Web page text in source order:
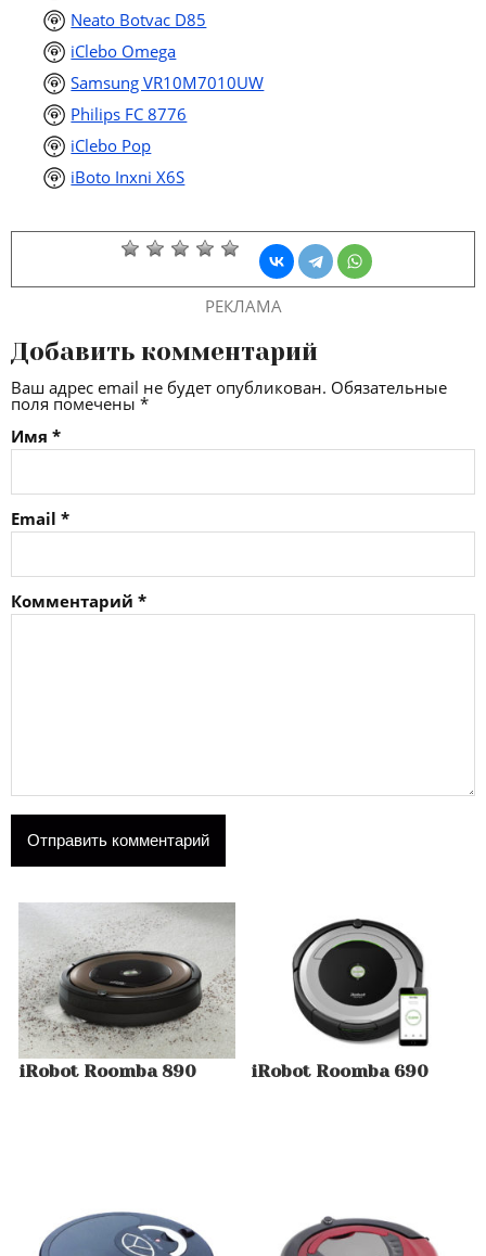
Neato Botvac D85
iClebo Omega
Samsung VR10M7010UW
Philips FC 8776
iClebo Pop
iBoto Inxni X6S
РЕКЛАМА
Добавить комментарий
Ваш адрес email не будет опубликован. Обязательные
поля помечены *
Имя *
Email *
Комментарий *
iRobot Roomba 890 iRobot Roomba 690